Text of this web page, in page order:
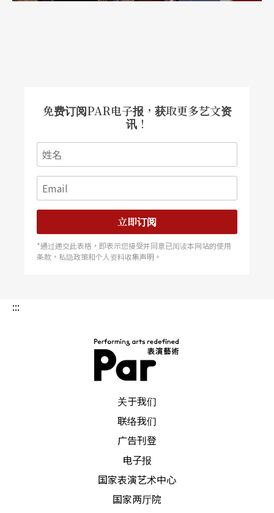
免费订阅PAR电子报，获取更多艺文资
讯！
立即订阅
*通过递交此表格，即表示您接受并同意已阅读本网站的使用
条款，私隐政策和个人资料收集声明。
:::
关于我们
联络我们
广告刊登
电子报
国家表演艺术中心
国家两厅院